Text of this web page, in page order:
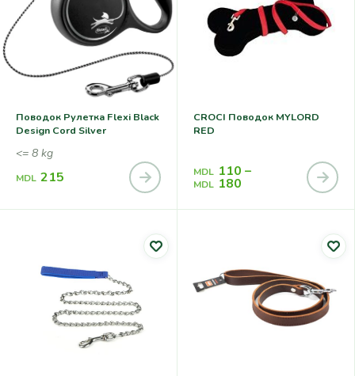
Поводок Рулетка Flexi Black
Design Cord Silver
<= 8 kg
MDL 215
CROCI Поводок MYLORD
RED
MDL 110 –
MDL 180